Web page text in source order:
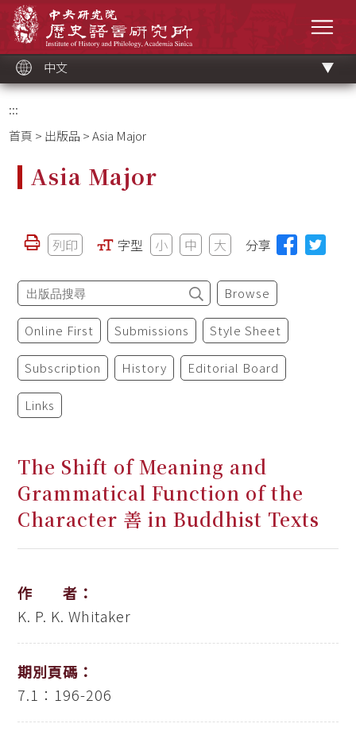
中文
:::
首頁 > 出版品 > Asia Major
Asia Major
列印 字型 小 中 大 分享
Browse
Online First Submissions Style Sheet
Subscription History Editorial Board
Links
The Shift of Meaning and
Grammatical Function of the
Character 善 in Buddhist Texts
作 者：
K. P. K. Whitaker
期別頁碼：
7.1：196-206